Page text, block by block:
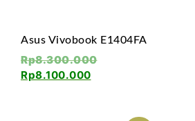
Asus Vivobook E1404FA
Rp8.300.000
Rp8.100.000